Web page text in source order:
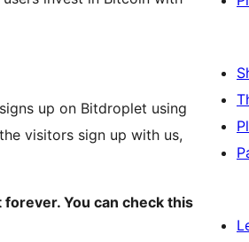
up on Bitdroplet using
visitors sign up with us,
You can check this